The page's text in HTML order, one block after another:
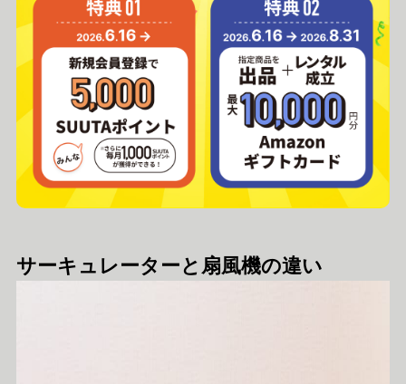
サーキュレーターと扇風機の違い